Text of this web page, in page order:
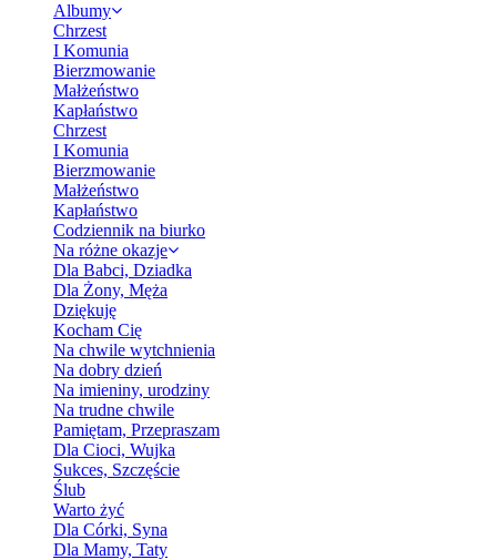
Albumy
Chrzest
I Komunia
Bierzmowanie
Małżeństwo
Kapłaństwo
Chrzest
I Komunia
Bierzmowanie
Małżeństwo
Kapłaństwo
Codziennik na biurko
Na różne okazje
Dla Babci, Dziadka
Dla Żony, Męża
Dziękuję
Kocham Cię
Na chwile wytchnienia
Na dobry dzień
Na imieniny, urodziny
Na trudne chwile
Pamiętam, Przepraszam
Dla Cioci, Wujka
Sukces, Szczęście
Ślub
Warto żyć
Dla Córki, Syna
Dla Mamy, Taty